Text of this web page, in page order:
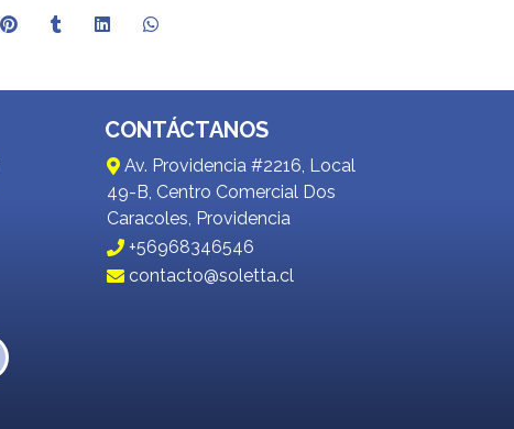
CONTÁCTANOS
Av. Providencia #2216, Local
49-B, Centro Comercial Dos
Caracoles, Providencia
+56968346546
contacto@soletta.cl